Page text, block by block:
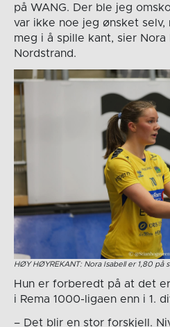
på WANG. Der ble jeg
var ikke noe jeg ønsket selv,
meg i å spille kant, sier Nora
Nordstrand.
HØY HØYREKANT: Nora Isabell er 1,80 på
Hun er forberedt på at det
i Rema 1000-ligaen enn i 1.
– Det blir en stor forskjell.